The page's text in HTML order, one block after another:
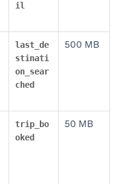
il
last_de
stinati
on_sear
ched
500 MB
trip_bo
oked
50 MB